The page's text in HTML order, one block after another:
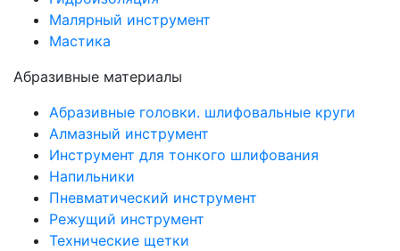
Малярный инструмент
Мастика
Абразивные материалы
Абразивные головки. шлифовальные круги
Алмазный инструмент
Инструмент для тонкого шлифования
Напильники
Пневматический инструмент
Режущий инструмент
Технические щетки